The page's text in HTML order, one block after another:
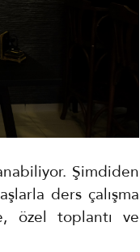
Şimdiden
ders çalışma
özel toplantı ve